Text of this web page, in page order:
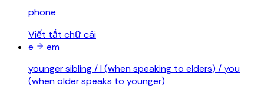
phone
Viết tắt chữ cái
e
em
younger sibling / I (when speaking to elders) / you
(when older speaks to younger)